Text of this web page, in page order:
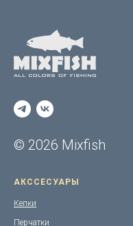
© 2026 Mixfish
АКССЕСУАРЫ
Кепки
Перчатки